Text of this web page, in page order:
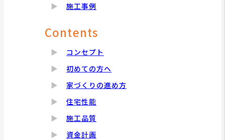
施工事例
Contents
コンセプト
初めての方へ
家づくりの進め方
住宅性能
施工品質
資金計画